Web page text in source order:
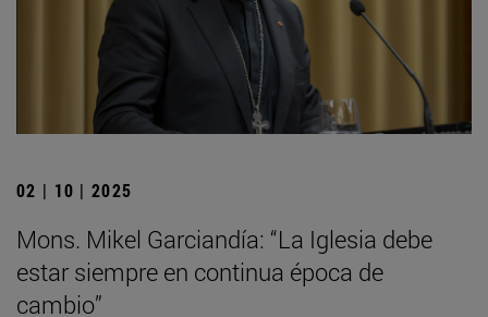
02 | 10 | 2025
Mons. Mikel Garciandía: “La Iglesia debe
estar siempre en continua época de
cambio”